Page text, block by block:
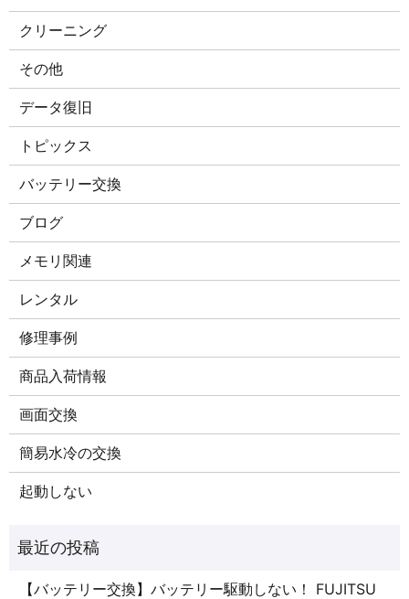
クリーニング
その他
データ復旧
トピックス
バッテリー交換
ブログ
メモリ関連
レンタル
修理事例
商品入荷情報
画面交換
簡易水冷の交換
起動しない
【バッテリー交換】バッテリー駆動しない！ FUJITSU